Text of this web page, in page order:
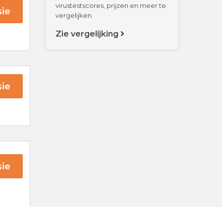
virustestscores, prijzen en meer te
vergelijken.
Zie vergelijking